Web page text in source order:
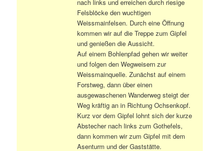
nach links und erreichen durch riesige
Felsblöcke den wuchtigen
Weissmainfelsen. Durch eine Öffnung
kommen wir auf die Treppe zum Gipfel
und genießen die Aussicht.
Auf einem Bohlenpfad gehen wir weiter
und folgen den Wegweisern zur
Weissmainquelle. Zunächst auf einem
Forstweg, dann über einen
ausgewaschenen Wanderweg steigt der
Weg kräftig an in Richtung Ochsenkopf.
Kurz vor dem Gipfel lohnt sich der kurze
Abstecher nach links zum Gothefels,
dann kommen wir zum Gipfel mit dem
Asenturm und der Gaststätte.